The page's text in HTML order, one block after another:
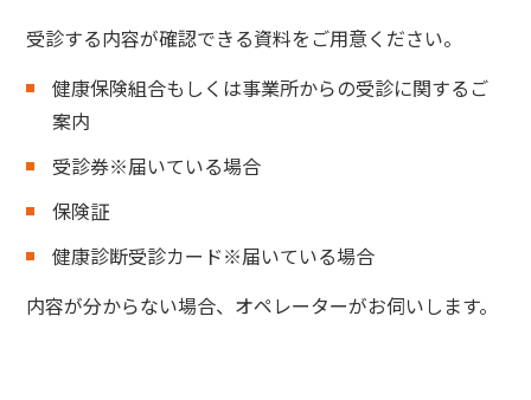
受診する内容が確認できる資料をご用意ください。
健康保険組合もしくは事業所からの受診に関するご
案内
受診券※届いている場合
保険証
健康診断受診カード※届いている場合
内容が分からない場合、オペレーターがお伺いします。